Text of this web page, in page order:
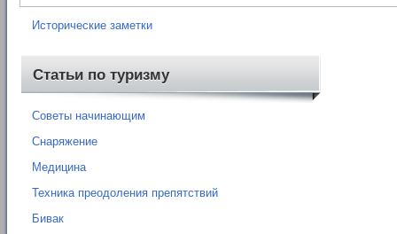
Исторические заметки
Статьи по туризму
Советы начинающим
Снаряжение
Медицина
Техника преодоления препятствий
Бивак